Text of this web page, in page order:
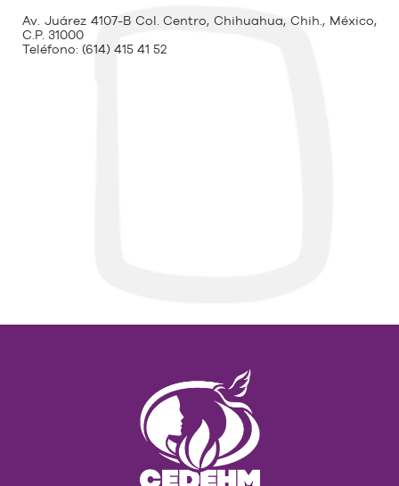
Av. Juárez 4107-B Col. Centro, Chihuahua, Chih., México,
C.P. 31000
Teléfono: (614) 415 41 52